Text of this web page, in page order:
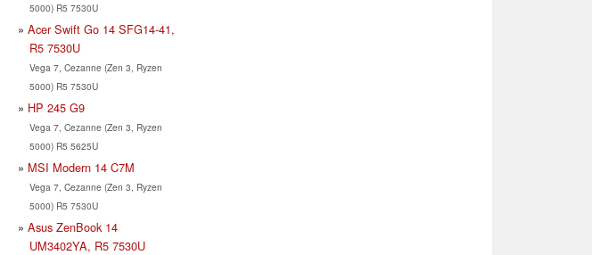
5000) R5 7530U
Acer Swift Go 14 SFG14-41,
R5 7530U
Vega 7, Cezanne (Zen 3, Ryzen
5000) R5 7530U
HP 245 G9
Vega 7, Cezanne (Zen 3, Ryzen
5000) R5 5625U
MSI Modern 14 C7M
Vega 7, Cezanne (Zen 3, Ryzen
5000) R5 7530U
Asus ZenBook 14
UM3402YA, R5 7530U